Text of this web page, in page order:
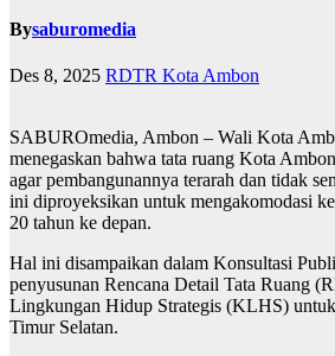
Bysaburomedia
Des 8, 2025 RDTR Kota Ambon
SABUROmedia, Ambon – Wali Kota
menegaskan bahwa tata ruang Kota
agar pembangunannya terarah dan tidak
ini diproyeksikan untuk mengakomodasi
20 tahun ke depan.
Hal ini disampaikan dalam Konsultasi
penyusunan Rencana Detail Tata Ruang
Lingkungan Hidup Strategis (KLHS)
Timur Selatan.